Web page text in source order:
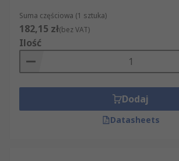
Suma częściowa (1 sztuka)
182,15 zł(bez VAT)
Ilość
Dodaj
Datasheets